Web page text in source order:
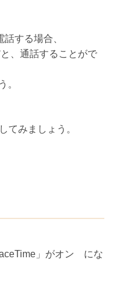
する場合、
、通話することがで
。
てみましょう。
」がオン にな